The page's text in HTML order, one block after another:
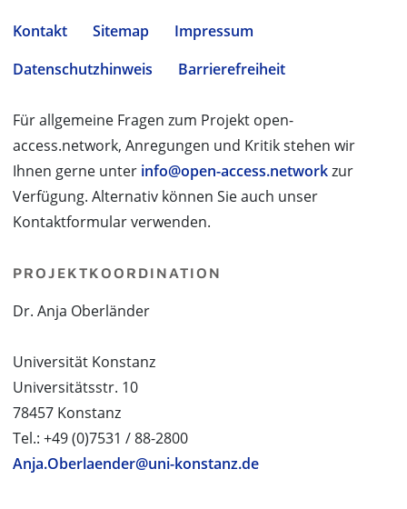
Kontakt Sitemap
Impressum
Datenschutzhinweis
Barrierefreiheit
Für allgemeine Fragen zum Projekt open-
access.network, Anregungen und Kritik stehen wir
Ihnen gerne unter info@open-access.networkzur
Verfügung. Alternativ können Sie auch unser
Kontaktformular verwenden.
PROJEKTKOORDINATION
Dr. Anja Oberländer
Universität Konstanz
Universitätsstr. 10
78457 Konstanz
Tel.: +49 (0)7531 / 88-2800
Anja.Oberlaender@uni-konstanz.de